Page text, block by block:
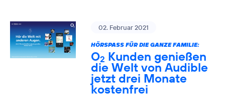
02. Februar 2021
HÖRSPASS FÜR DIE GANZE FAMILIE:
O2 Kunden genießen
die Welt von Audible
jetzt drei Monate
kostenfrei